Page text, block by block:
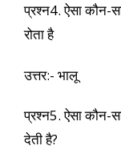
प्रश्न4. ऐसा कौन-
रोता है
उत्तर:- भालू
प्रश्न5. ऐसा कौन-
देती है?